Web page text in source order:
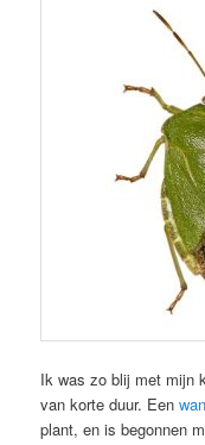
Ik was zo blij met mijn
van korte duur. Een
plant, en is begonnen